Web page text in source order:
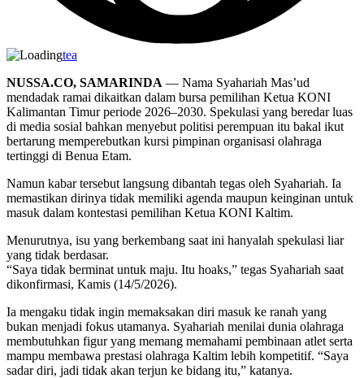
tea
NUSSA.CO, SAMARINDA — Nama Syahariah Mas’ud
mendadak ramai dikaitkan dalam bursa pemilihan Ketua KONI
Kalimantan Timur periode 2026–2030. Spekulasi yang beredar luas
di media sosial bahkan menyebut politisi perempuan itu bakal ikut
bertarung memperebutkan kursi pimpinan organisasi olahraga
tertinggi di Benua Etam.
Namun kabar tersebut langsung dibantah tegas oleh Syahariah. Ia
memastikan dirinya tidak memiliki agenda maupun keinginan untuk
masuk dalam kontestasi pemilihan Ketua KONI Kaltim.
Menurutnya, isu yang berkembang saat ini hanyalah spekulasi liar
yang tidak berdasar.
“Saya tidak berminat untuk maju. Itu hoaks,” tegas Syahariah saat
dikonfirmasi, Kamis (14/5/2026).
Ia mengaku tidak ingin memaksakan diri masuk ke ranah yang
bukan menjadi fokus utamanya. Syahariah menilai dunia olahraga
membutuhkan figur yang memang memahami pembinaan atlet serta
mampu membawa prestasi olahraga Kaltim lebih kompetitif. “Saya
sadar diri, jadi tidak akan terjun ke bidang itu,” katanya.